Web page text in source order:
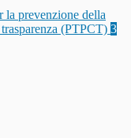
la prevenzione della
(PTPCT) 3